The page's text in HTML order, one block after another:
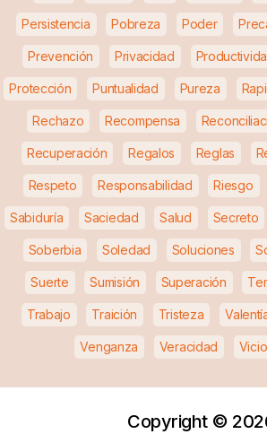
Persistencia Pobreza Poder
Prevención Privacidad
Protección Puntualidad Pureza
Rechazo Recompensa
Recuperación Regalos Reglas
Respeto Responsabilidad Riesgo
Sabiduría Saciedad Salud Secreto
Soberbia Soledad Soluciones
Suerte Sumisión Superación
Trabajo Traición Tristeza
Venganza Veracidad
Copyright ©